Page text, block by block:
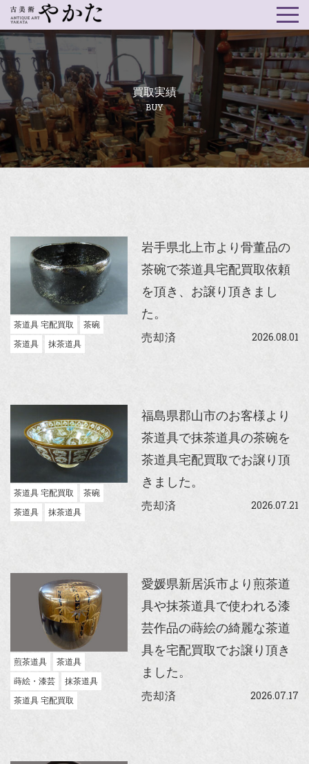
買取実績
BUY
茶道具 宅配買取
茶碗
茶道具
抹茶道具
岩手県北上市より骨董品の
茶碗で茶道具宅配買取依頼
を頂き、お譲り頂きまし
た。
売却済 2026.08.01
茶道具 宅配買取
茶碗
茶道具
抹茶道具
福島県郡山市のお客様より
茶道具で抹茶道具の茶碗を
茶道具宅配買取でお譲り頂
きました。
売却済 2026.07.21
煎茶道具
茶道具
蒔絵・漆芸
抹茶道具
茶道具 宅配買取
愛媛県新居浜市より煎茶道
具や抹茶道具で使われる漆
芸作品の蒔絵の綺麗な茶道
具を宅配買取でお譲り頂き
ました。
売却済 2026.07.17